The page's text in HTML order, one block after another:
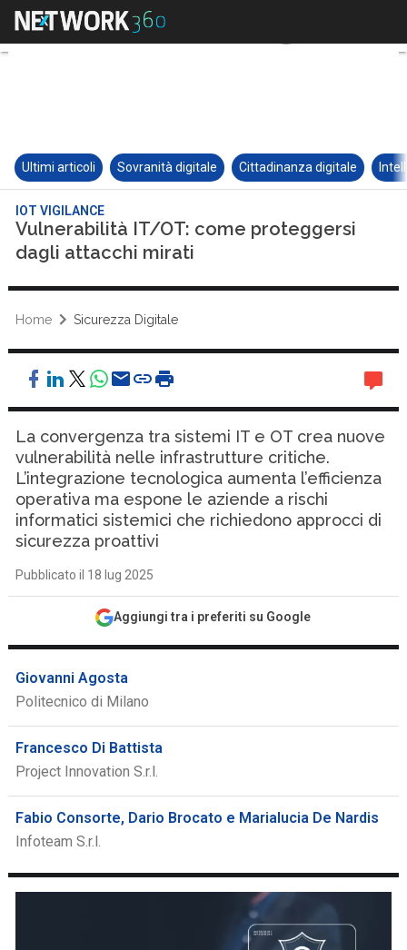
Ultimi articoli Sovranità digitale Cittadinanza digitale
IOT VIGILANCE
Vulnerabilità IT/OT: come proteggersi
dagli attacchi mirati
Home Sicurezza Digitale
La convergenza tra sistemi IT e OT crea nuove
vulnerabilità nelle infrastrutture critiche.
L’integrazione tecnologica aumenta l’efficienza
operativa ma espone le aziende a rischi
informatici sistemici che richiedono approcci di
sicurezza proattivi
Pubblicato il 18 lug 2025
Aggiungi tra i preferiti su Google
Giovanni Agosta
Politecnico di Milano
Francesco Di Battista
Project Innovation S.r.l.
Fabio Consorte, Dario Brocato e Marialucia De Nardis
Infoteam S.r.l.